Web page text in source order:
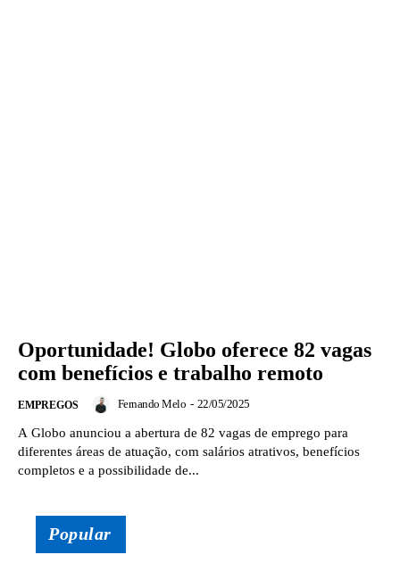
Oportunidade! Globo oferece 82 vagas
com benefícios e trabalho remoto
EMPREGOS Fernando Melo - 22/05/2025
A Globo anunciou a abertura de 82 vagas de emprego para
diferentes áreas de atuação, com salários atrativos, benefícios
completos e a possibilidade de...
Popular